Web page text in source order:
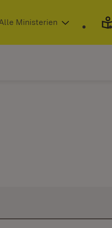
neuem Fenster)
Ministerien